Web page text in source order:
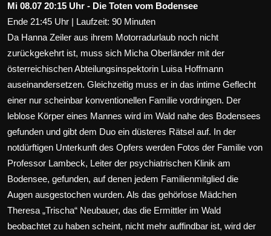
Mi 08.07 20:15 Uhr - Die Toten vom Bodensee
Ende 21:45 Uhr | Laufzeit: 90 Minuten
Da Hanna Zeiler aus ihrem Motorradurlaub noch nicht
zurückgekehrt ist, muss sich Micha Oberländer mit der
österreichischen Abteilungsinspektorin Luisa Hoffmann
auseinandersetzen. Gleichzeitig muss er in das intime Geflecht
einer nur scheinbar konventionellen Familie vordringen. Der
leblose Körper eines Mannes wird im Wald nahe des Bodensees
gefunden und gibt dem Duo ein düsteres Rätsel auf. In der
notdürftigen Unterkunft des Opfers werden Fotos der Familie von
Professor Lambeck, Leiter der psychiatrischen Klinik am
Bodensee, gefunden, auf denen jedem Familienmitglied die
Augen ausgestochen wurden. Als das gehörlose Mädchen
Theresa „Trischa“ Neubauer, das die Ermittler im Wald
beobachtet zu haben scheint, nicht mehr auffindbar ist, wird der